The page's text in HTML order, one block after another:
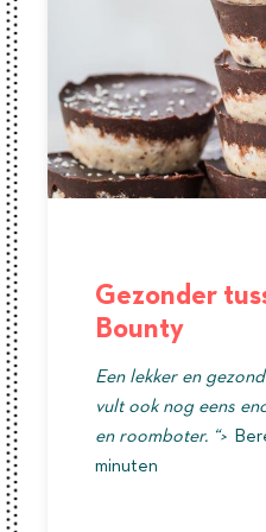
Gezonder
Bounty
Een lekker en
vult ook nog eens
en roomboter. “>
minuten